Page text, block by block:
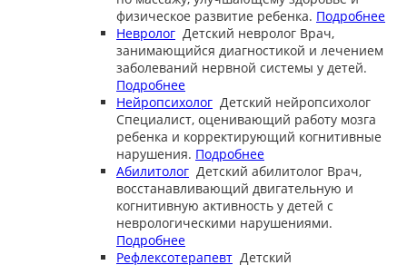
физическое развитие ребенка. Подробнее
Невролог Детский невролог Врач,
занимающийся диагностикой и лечением
заболеваний нервной системы у детей.
Подробнее
Нейропсихолог Детский нейропсихолог
Специалист, оценивающий работу мозга
ребенка и корректирующий когнитивные
нарушения. Подробнее
Абилитолог Детский абилитолог Врач,
восстанавливающий двигательную и
когнитивную активность у детей с
неврологическими нарушениями.
Подробнее
Рефлексотерапевт Детский